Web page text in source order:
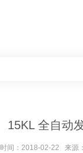
15KL 全自动
时间：2018-02-22 来源